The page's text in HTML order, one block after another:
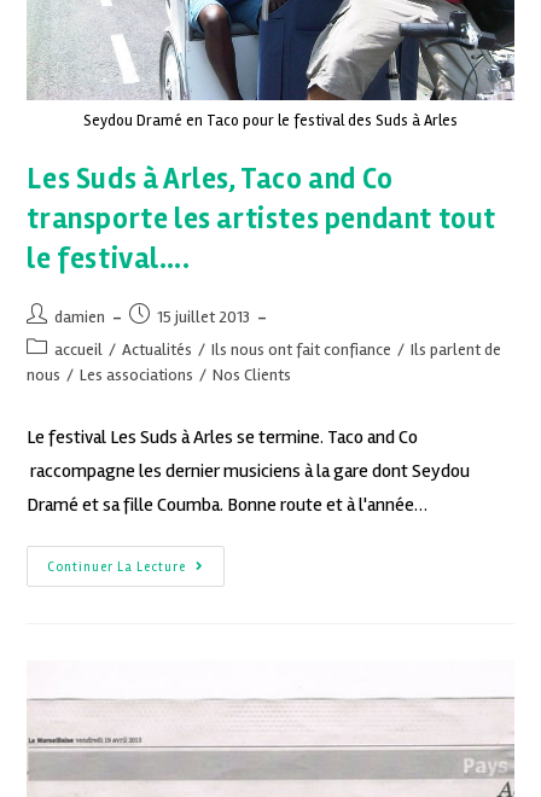
Seydou Dramé en Taco pour le festival des Suds à Arles
Les Suds à Arles, Taco and Co
transporte les artistes pendant tout
le festival….
damien
15 juillet 2013
accueil / Actualités / Ils nous ont fait confiance / Ils parlent de
nous / Les associations / Nos Clients
Le festival Les Suds à Arles se termine. Taco and Co
raccompagne les dernier musiciens à la gare dont Seydou
Dramé et sa fille Coumba. Bonne route et à l'année…
Continuer La Lecture